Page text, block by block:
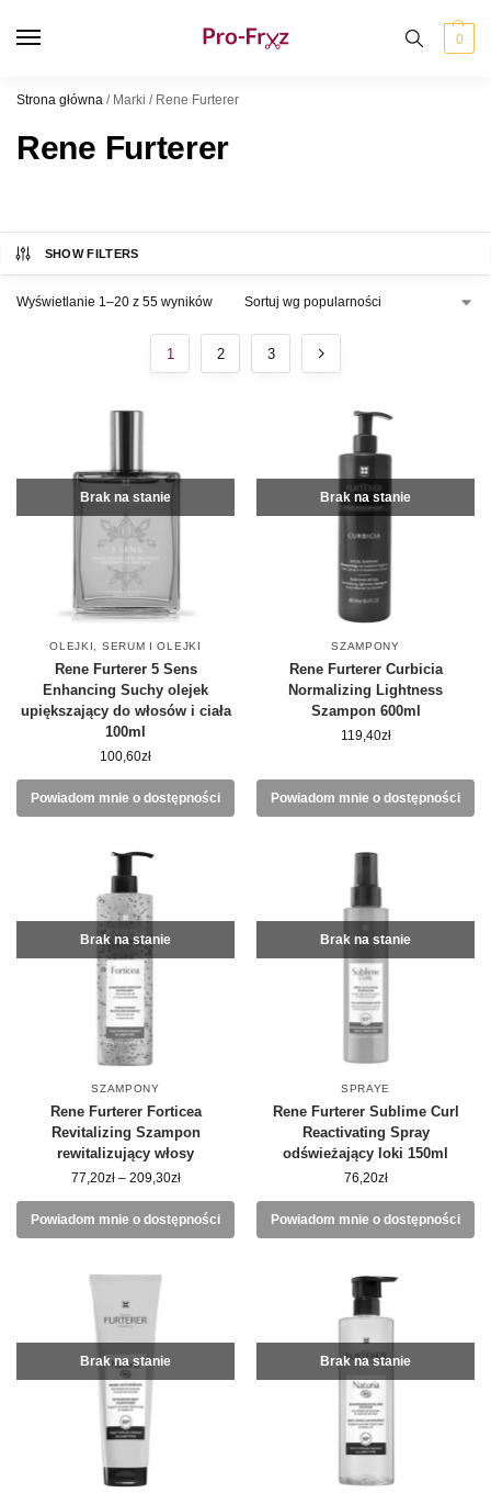
0
Strona główna / Marki / Rene Furterer
Rene Furterer
SHOW FILTERS
Wyświetlanie 1–20 z 55 wyników
1 2 3
Brak na stanie
OLEJKI SERUM I OLEJKI
Rene Furterer 5 Sens
Enhancing Suchy olejek
upiększający do włosów i ciała
100ml
100,60zł
Powiadom mnie o dostępności
Brak na stanie
SZAMPONY
Rene Furterer Curbicia
Normalizing Lightness
Szampon 600ml
119,40zł
Powiadom mnie o dostępności
Brak na stanie
SZAMPONY
Rene Furterer Forticea
Revitalizing Szampon
rewitalizujący włosy
77,20zł – 209,30zł
Powiadom mnie o dostępności
Brak na stanie
SPRAYE
Rene Furterer Sublime Curl
Reactivating Spray
odświeżający loki 150ml
76,20zł
Powiadom mnie o dostępności
Brak na stanie Brak na stanie